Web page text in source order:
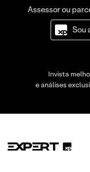
Assessor ou
Sou
Invista
e análises